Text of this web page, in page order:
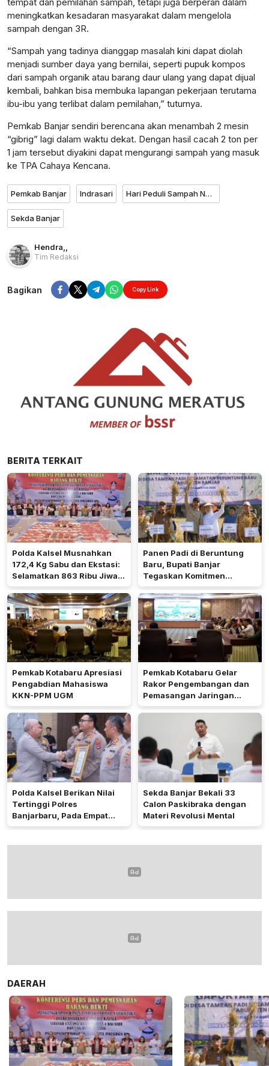
tempat dan pemilahan sampah, tetapi juga berperan dalam
meningkatkan kesadaran masyarakat dalam mengelola
sampah dengan 3R.
“Sampah yang tadinya dianggap masalah kini dapat diolah
menjadi sumber daya yang bernilai, seperti pupuk kompos
dari sampah organik atau barang daur ulang yang dapat dijual
kembali, bahkan bisa membuka lapangan pekerjaan terutama
ibu-ibu yang terlibat dalam pemilahan,” tuturnya.
Pemkab Banjar sendiri berencana akan menambah 2 mesin
“gibrig” lagi dalam waktu dekat. Dengan hasil cacah 2 ton per
1 jam tersebut diyakini dapat mengurangi sampah yang masuk
ke TPA Cahaya Kencana.
Pemkab Banjar Indrasari Hari Peduli Sampah Nasional
Sekda Banjar
Hendra,,
Tim Redaksi
Bagikan Copy Link
BERITA TERKAIT
Polda Kalsel Musnahkan
172,4 Kg Sabu dan Ekstasi:
Selamatkan 863 Ribu Jiwa
dan Hemat Biaya Rehab Rp.
4,3 Triliun
Panen Padi di Beruntung
Baru, Bupati Banjar
Tegaskan Komitmen
Dukung Ketahanan Pangan
Pemkab Kotabaru Apresiasi
Pengabdian Mahasiswa
KKN-PPM UGM
Pemkab Kotabaru Gelar
Rakor Pengembangan dan
Pemasangan Jaringan
Listrik PLN
Polda Kalsel Berikan Nilai
Tertinggi Polres
Banjarbaru, Pada Empat
Bidang Utama
Sekda Banjar Bekali 33
Calon Paskibraka dengan
Materi Revolusi Mental
DAERAH